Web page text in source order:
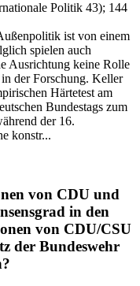
Politik 43); 144
ist von einem
spielen auch
Ausrichtung keine Rolle
der Forschung. Keller
Härtetest am
Bundestags zum
der 16.
konstr...
von CDU und
in den
von CDU/CSU
der Bundeswehr